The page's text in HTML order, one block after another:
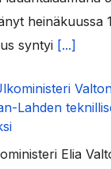
heinäkuussa
syntyi [...]
Lahden
Elia